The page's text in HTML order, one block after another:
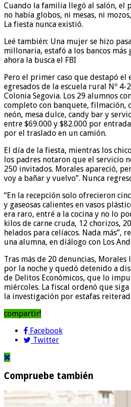
Cuando la familia llegó al salón, el
no había globos, ni mesas, ni
La fiesta nunca existió.
Leé también: Una mujer se hizo
millonaria, estafó a los bancos más
ahora la busca el FBI
Pero el primer caso que destapó el
egresados de la escuela rural Nº 4-
Colonia Segovia. Los 29 alumnos
completo con banquete, filmación,
neón, mesa dulce, candy bar y
entre $69.000 y $82.000 por
por el traslado en un camión.
El día de la fiesta, mientras los
los padres notaron que el servicio
250 invitados. Morales apareció,
voy a bañar y vuelvo”. Nunca
“En la recepción solo ofrecieron
y gaseosas calientes en vasos
era raro, entré a la cocina y no lo
kilos de carne cruda, 12 chorizos,
helados para celíacos. Nada más”,
una alumna, en diálogo con Los
Tras más de 20 denuncias, Morales
por la noche y quedó detenido a
de Delitos Económicos, que lo
miércoles. La fiscal ordenó que
la investigación por estafas
compartir!
Facebook
Twitter
Compruebe también